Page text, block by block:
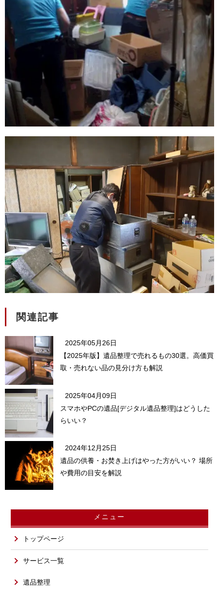
関連記事
2025年05月26日
【2025年版】遺品整理で売れるもの30選。高価買
取・売れない品の見分け方も解説
2025年04月09日
スマホやPCの遺品[デジタル遺品整理]はどうした
らいい？
2024年12月25日
遺品の供養・お焚き上げはやった方がいい？ 場所
や費用の目安を解説
メニュー
トップページ
サービス一覧
遺品整理